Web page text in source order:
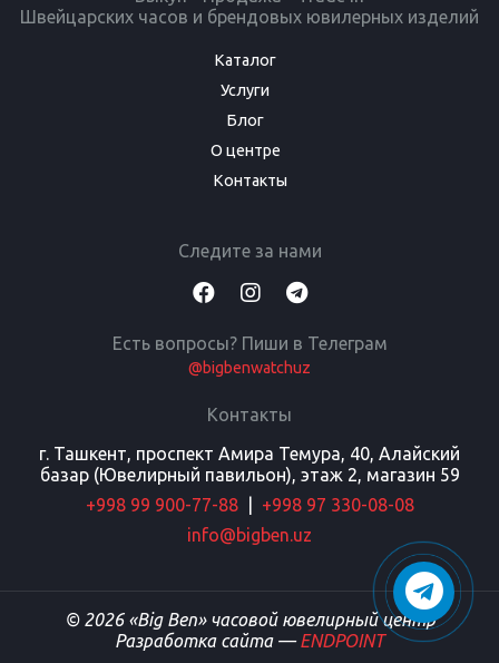
Швейцарских часов и брендовых ювилерных изделий
Каталог
Услуги
Блог
О центре
Контакты
Следите за нами
Есть вопросы? Пиши в Телеграм
@bigbenwatchuz
Контакты
г. Ташкент, проспект Амира Темура, 40, Алайский
базар (Ювелирный павильон), этаж 2, магазин 59
+998 99 900-77-88
+998 97 330-08-08
info@bigben.uz
© 2026 «Big Ben» часовой ювелирный центр
Разработка сайта —ENDPOINT